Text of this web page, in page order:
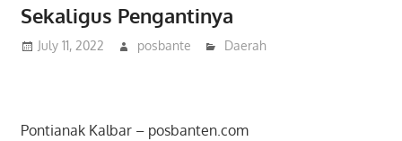
Sekaligus Pengantinya
July 11, 2022 posbante Daerah
Pontianak Kalbar – posbanten.com